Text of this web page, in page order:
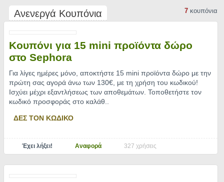
Ανενεργά Κουπόνια 7κουπόνια
Κουπόνι για 15 mini προϊόντα δώρο
στο Sephora
Για λίγες ημέρες μόνο, αποκτήστε 15 mini προϊόντα δώρο με την
πρώτη σας αγορά άνω των 130€, με τη χρήση του κωδικού!
Ισχύει μέχρι εξαντλήσεως των αποθεμάτων. Τοποθετήστε τον
κωδικό προσφοράς στο καλάθ
ΔΕΣ ΤΟΝ ΚΩΔΙΚΟ
Έχει λήξει! Αναφορά 327 χρήσεις